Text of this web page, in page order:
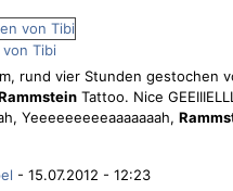
Tibi
rund vier Stunden gestochen
Tattoo. Nice
Yeeeeeeeeeaaaaaaah,
- 15.07.2012 - 12:23